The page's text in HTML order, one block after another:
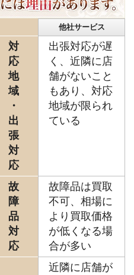
他社サービス
対
応
地
域
・
出
張
対
応
出張対応が遅
く、近隣に店
舗がないこと
もあり、対応
地域が限られ
ている
故
障
品
対
応
故障品は買取
不可、相場に
より買取価格
が低くなる場
合が多い
近隣に店舗が